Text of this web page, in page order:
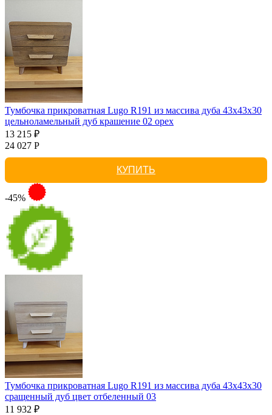
Тумбочка прикроватная Lugo R191 из массива дуба 43х43х30
цельноламельный дуб крашение 02 орех
13 215 ₽
24 027 Р
КУПИТЬ
-45%
Тумбочка прикроватная Lugo R191 из массива дуба 43х43х30
сращенный дуб цвет отбеленный 03
11 932 ₽